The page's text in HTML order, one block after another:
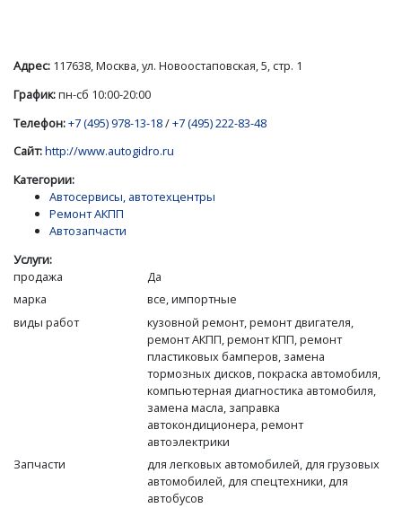
Адрес: 117638, Москва, ул. Новоостаповская, 5, стр. 1
График:пн-сб 10:00-20:00
Телефон:+7 (495) 978-13-18/+7 (495) 222-83-48
Сайт:http://www.autogidro.ru
Категории:
Автосервисы, автотехцентры
Ремонт АКПП
Автозапчасти
Услуги:
продажа
Да
марка
все, импортные
виды работ
кузовной ремонт, ремонт двигателя,
ремонт АКПП, ремонт КПП, ремонт
пластиковых бамперов, замена
тормозных дисков, покраска автомобиля,
компьютерная диагностика автомобиля,
замена масла, заправка
автокондиционера, ремонт
автоэлектрики
Запчасти
для легковых автомобилей, для грузовых
автомобилей, для спецтехники, для
автобусов